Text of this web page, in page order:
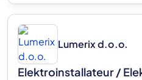
Lumerix d.o.o.
Elektroinstallateur /